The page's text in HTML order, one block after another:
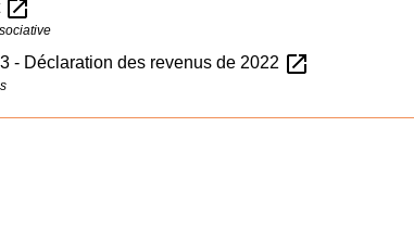
open_in_new
- Déclaration des revenus de 2022 open_in_new